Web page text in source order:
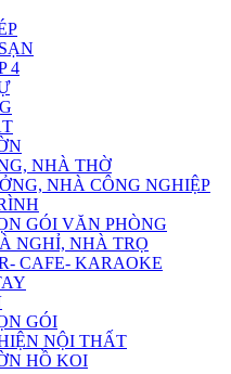
4
NHÀ THỜ
NHÀ CÔNG NGHIỆP
GÓI VĂN PHÒNG
NGHỈ, NHÀ TRỌ
CAFE- KARAOKE
GÓI
NỘI THẤT
HỒ KOI